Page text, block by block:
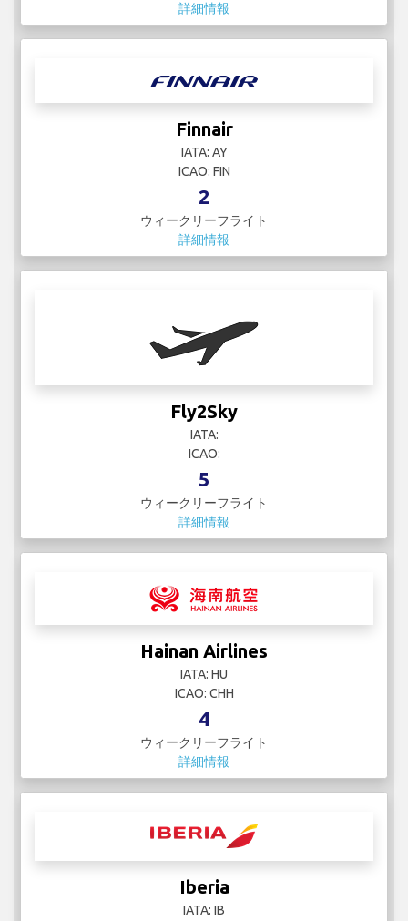
詳細情報
Finnair
IATA: AY
ICAO: FIN
2
ウィークリーフライト
詳細情報
Fly2Sky
IATA:
ICAO:
5
ウィークリーフライト
詳細情報
Hainan Airlines
IATA: HU
ICAO: CHH
4
ウィークリーフライト
詳細情報
Iberia
IATA: IB